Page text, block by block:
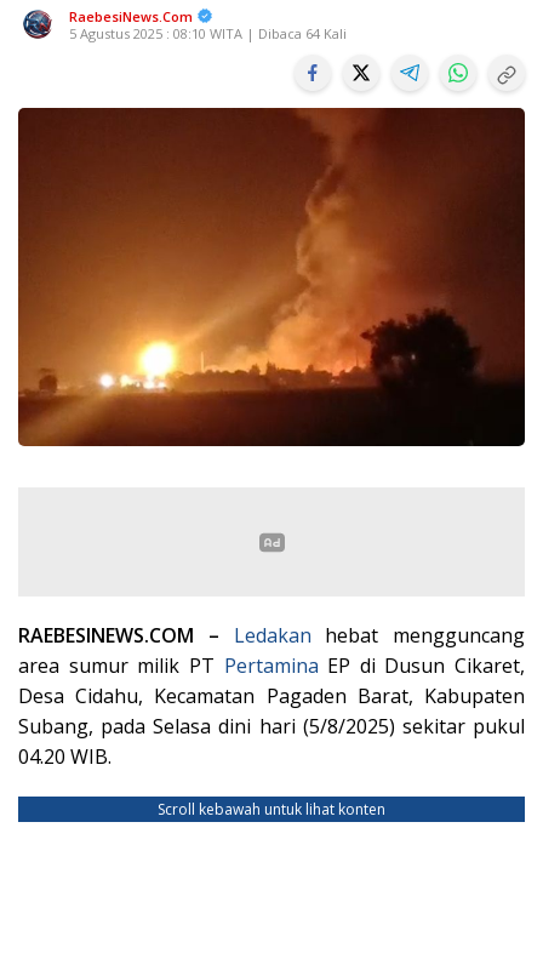
RaebesiNews.Com
5 Agustus 2025 : 08:10 WITA | Dibaca 64 Kali
RAEBESINEWS.COM – Ledakan hebat mengguncang
area sumur milik PT Pertamina EP di Dusun Cikaret,
Desa Cidahu, Kecamatan Pagaden Barat, Kabupaten
Subang, pada Selasa dini hari (5/8/2025) sekitar pukul
04.20 WIB.
Scroll kebawah untuk lihat konten